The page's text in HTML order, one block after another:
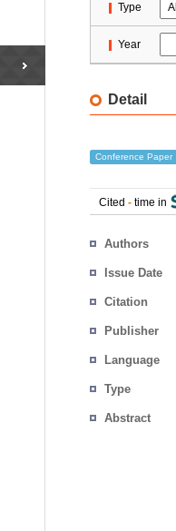
Type
Year
Detail
Conference Paper
Cited - time in
Authors
Issue Date
Citation
Publisher
Language
Type
Abstract